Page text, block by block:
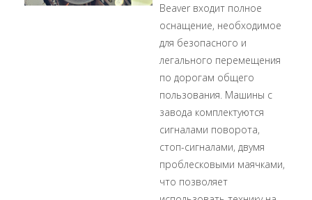
Beaver входит полное
оснащение, необходимое
для безопасного и
легального перемещения
по дорогам общего
пользования. Машины с
завода комплектуются
сигналами поворота,
стоп-сигналами, двумя
проблесковыми маячками,
что позволяет